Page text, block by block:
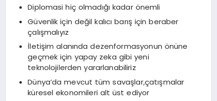
Diplomasi hiç olmadığı kadar önemli
Güvenlik için değil kalıcı barış için beraber
çalışmalıyız
İletişim alanında dezenformasyonun önüne
geçmek için yapay zeka gibi yeni
teknolojilerden yararlanabiliriz
Dünya’da mevcut tüm savaşlar,çatışmalar
küresel ekonomileri alt üst ediyor